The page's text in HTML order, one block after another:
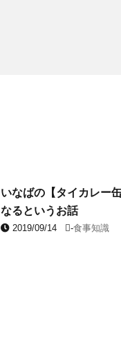
いなばの【タイカレー
なるというお話
2019/09/14 -食事知識